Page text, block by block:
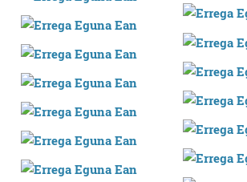
fitxategiak erabiltzen ditu. Zure
zerbitzuak hobetzeko asmoz, cookie
baliatzen gara. Ohar hau onartuz gero,
erabiltzeko baimen esplizitua ematen
irakurri